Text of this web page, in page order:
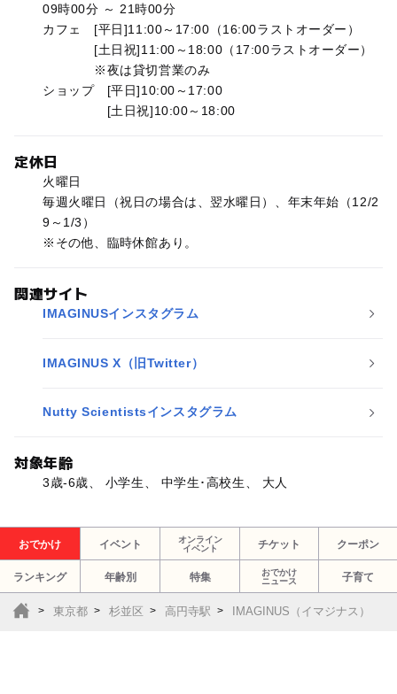
09時00分 ～ 21時00分
カフェ [平日]11:00～17:00（16:00ラストオーダー）
[土日祝]11:00～18:00（17:00ラストオーダー）
※夜は貸切営業のみ
ショップ [平日]10:00～17:00
[土日祝]10:00～18:00
定休日
火曜日
毎週火曜日（祝日の場合は、翌水曜日）、年末年始（12/2
9～1/3）
※その他、臨時休館あり。
関連サイト
IMAGINUSインスタグラム
IMAGINUS X（旧Twitter）
Nutty Scientistsインスタグラム
対象年齢
3歳-6歳、 小学生、 中学生･高校生、 大人
おでかけ イベント
オンライン
イベント
チケット クーポン
ランキング 年齢別 特集
おでかけ
ニュース
子育て
東京都 杉並区 高円寺駅 IMAGINUS（イマジナス）